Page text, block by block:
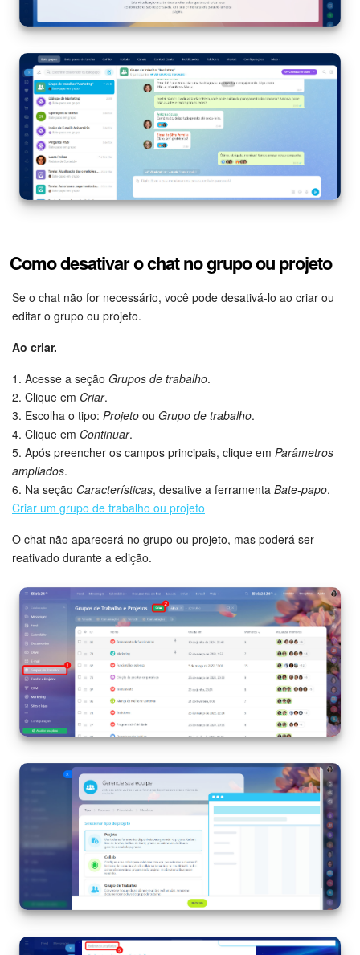
Como desativar o chat no grupo ou projeto
Se o chat não for necessário, você pode desativá-lo ao criar ou
editar o grupo ou projeto.
Ao criar.
1. Acesse a seção Grupos de trabalho.
2. Clique em Criar.
3. Escolha o tipo: Projeto ou Grupo de trabalho.
4. Clique em Continuar.
5. Após preencher os campos principais, clique em Parâmetros
ampliados.
6. Na seção Características, desative a ferramenta Bate-papo.
Criar um grupo de trabalho ou projeto
O chat não aparecerá no grupo ou projeto, mas poderá ser
reativado durante a edição.